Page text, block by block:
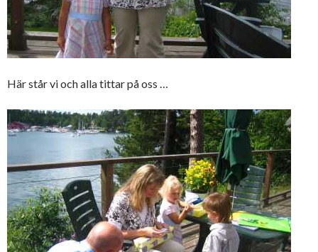
Här står vi och alla tittar på oss …